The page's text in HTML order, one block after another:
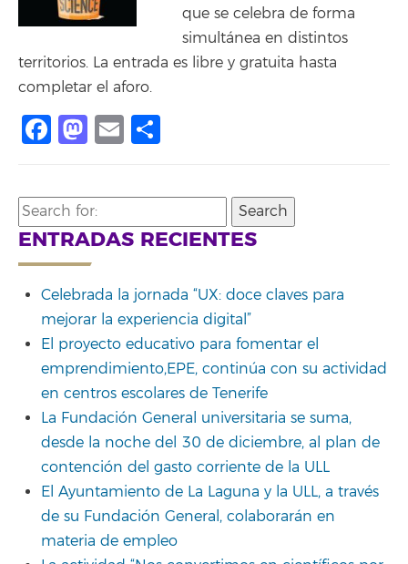
que se celebra de forma
simultánea en distintos
territorios. La entrada es libre y gratuita hasta
completar el aforo.
Facebook
Mastodon
Email
Search
for:
ENTRADAS RECIENTES
Celebrada la jornada “UX: doce claves para
mejorar la experiencia digital”
El proyecto educativo para fomentar el
emprendimiento,EPE, continúa con su actividad
en centros escolares de Tenerife
La Fundación General universitaria se suma,
desde la noche del 30 de diciembre, al plan de
contención del gasto corriente de la ULL
El Ayuntamiento de La Laguna y la ULL, a través
de su Fundación General, colaborarán en
materia de empleo